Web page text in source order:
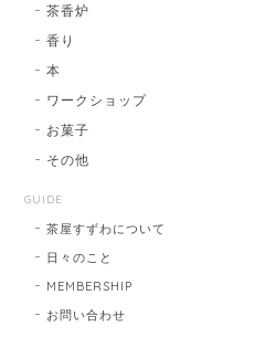
茶香炉
香り
本
ワークショップ
お菓子
その他
GUIDE
茶屋すずわについて
日々のこと
MEMBERSHIP
お問い合わせ